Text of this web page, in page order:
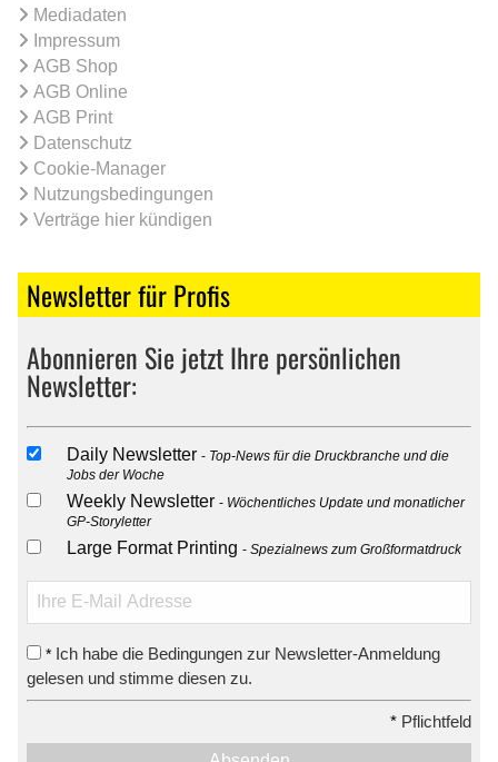
Mediadaten
Impressum
AGB Shop
AGB Online
AGB Print
Datenschutz
Cookie-Manager
Nutzungsbedingungen
Verträge hier kündigen
Newsletter für Profis
Abonnieren Sie jetzt Ihre persönlichen
Newsletter:
Daily Newsletter
Top-News für die Druckbranche und die
Jobs der Woche
Weekly Newsletter
Wöchentliches Update und monatlicher
GP-Storyletter
Large Format Printing Spezialnews zum Großformatdruck
* Ich habe die Bedingungen zur Newsletter-Anmeldung
gelesen und stimme diesen zu.
* Pflichtfeld